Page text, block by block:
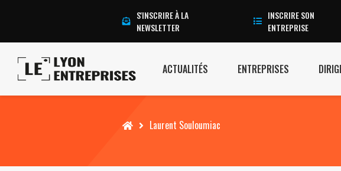
S'INSCRIRE À LA
NEWSLETTER
INSCRIRE SON
ENTREPRISE
ACTUALITÉS ENTREPRISES
Accueil Laurent Souloumiac